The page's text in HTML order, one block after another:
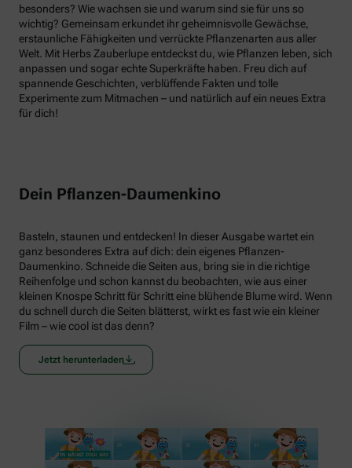
besonders? Wie wachsen sie und warum sind sie für uns so
wichtig? Gemeinsam erkundet ihr geheimnisvolle Gewächse,
erstaunliche Fähigkeiten und verrückte Pflanzenarten aus aller
Welt. Mit Herbs Zauberlupe entdeckst du, wie Pflanzen leben, sich
anpassen und sogar echte Superkräfte haben. Freu dich auf
spannende Geschichten, verblüffende Fakten und tolle
Experimente zum Mitmachen – und natürlich auf ein neues Extra
für dich!
Dein Pflanzen-Daumenkino
Basteln, staunen und entdecken! In dieser Ausgabe wartet ein
ganz besonderes Extra auf dich: dein eigenes Pflanzen-
Daumenkino. Schneide die Seiten aus, bring sie in die richtige
Reihenfolge und schon kannst du beobachten, wie aus einer
kleinen Knospe Schritt für Schritt eine blühende Blume wird. Wenn
du schnell durch die Seiten blätterst, wirkt es fast wie ein kleiner
Film – wie cool ist das denn?
Jetzt herunterladen